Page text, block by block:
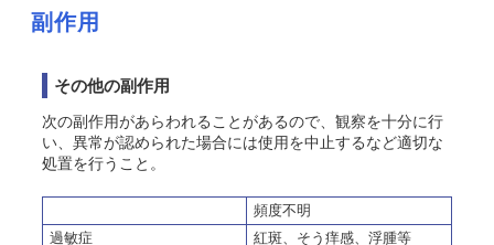
副作用
その他の副作用
次の副作用があらわれることがあるので、観察を十分に行
い、異常が認められた場合には使用を中止するなど適切な
処置を行うこと。
頻度不明
過敏症
紅斑、そう痒感、浮腫等